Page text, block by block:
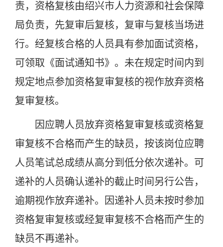
责，资格复核由绍兴市人力资源和社会保障
局负责，先复审后复核，复审与复核当场进
行。经复核合格的人员具有参加面试资格，
可领取《面试通知书》。未在规定时间内到
规定地点参加资格复审复核的视作放弃资格
复审复核。
因应聘人员放弃资格复审复核或资格复
审复核不合格而产生的缺员，按该岗位应聘
人员笔试总成绩从高分到低分依次递补。可
递补的人员确认递补的截止时间另行公告，
逾期视作放弃递补。因递补人员未按时参加
资格复审复核或经复审复核不合格而产生的
缺员不再递补。